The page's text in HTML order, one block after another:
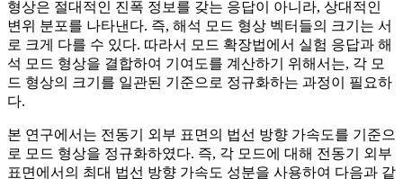
형상은 절대적인 진폭 정보를 갖는 응답이 아니라, 상대적인
변위 분포를 나타낸다. 즉, 해석 모드 형상 벡터들의 크기는 서
로 크게 다를 수 있다. 따라서 모드 확장법에서 실험 응답과 해
석 모드 형상을 결합하여 기여도를 계산하기 위해서는, 각 모
드 형상의 크기를 일관된 기준으로 정규화하는 과정이 필요하
다.
본 연구에서는 전동기 외부 표면의 법선 방향 가속도를 기준으
로 모드 형상을 정규화하였다. 즉, 각 모드에 대해 전동기 외부
표면에서의 최대 법선 방향 가속도 성분을 사용하여 다음과 같